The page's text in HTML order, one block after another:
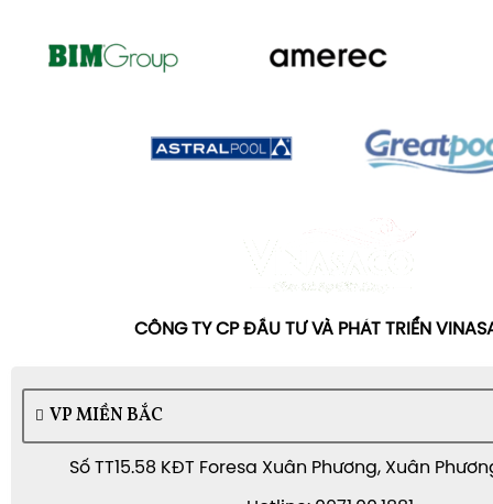
CÔNG TY CP ĐẦU TƯ VÀ PHÁT TRIỂN
VP MIỀN BẮC
Số TT15.58 KĐT Foresa Xuân Phương, Xuân